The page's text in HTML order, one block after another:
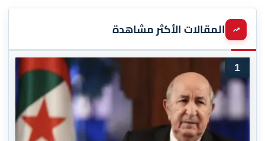
المقالات الأكثر مشاهدة
1